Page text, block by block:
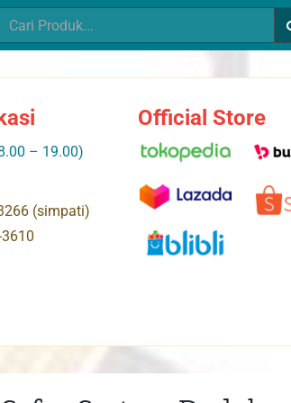
Search
– 19.00)
(simpati)
Official Store